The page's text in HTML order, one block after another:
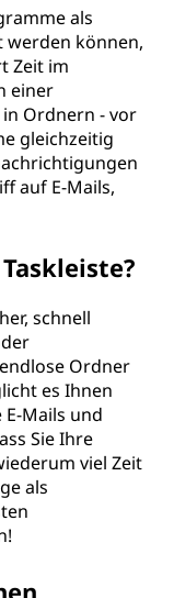
als
werden können,
Zeit im
einer
Ordnern - vor
gleichzeitig
auf E-Mails,
schnell
Ordner
es Ihnen
Mails und
Sie Ihre
viel Zeit
als